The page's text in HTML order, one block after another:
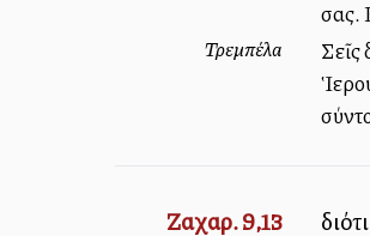
σας.
Τρεμπέλα
Σεῖς
Ζαχαρ. 9,13